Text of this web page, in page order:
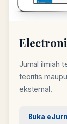
Jurnal ilmiah
teoritis
eksternal.
Buka